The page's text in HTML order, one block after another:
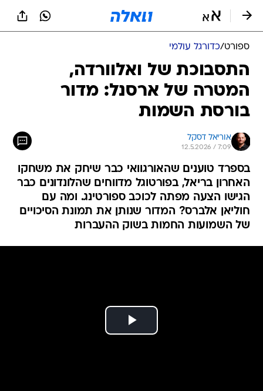
ספורט/כדורגל עולמי
התסבוכת של ואלוורדה,
המטרה של ארסנל: מדור
בורסת השמות
אוריאל דסקל
12.5.2026 / 7:09
בספרד טוענים שהאורגוואי כבר שיחק את משחקו
האחרון בריאל, בפורטוגל מדווחים שהלונדונים כבר
הגישו הצעה מפתה לכוכב ספורטינג. ומה עם
חוליאן אלברס? המדור שנותן את תמונת הסיכויים
של השמועות החמות בשוק ההעברות